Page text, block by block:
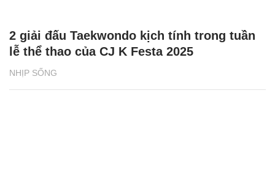
NHỊP SỐNG
2 giải đấu Taekwondo kịch tính trong tuần
lễ thể thao của CJ K Festa 2025